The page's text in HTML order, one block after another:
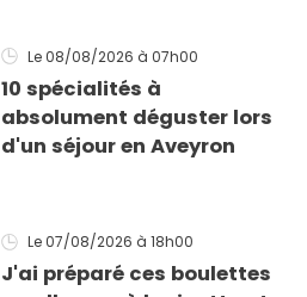
Le 08/08/2026 à 07h00
10 spécialités à
absolument déguster lors
d'un séjour en Aveyron
Le 07/08/2026 à 18h00
J'ai préparé ces boulettes